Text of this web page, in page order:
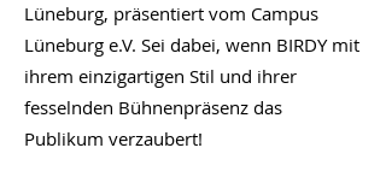
Lüneburg, präsentiert vom Campus
Lüneburg e.V. Sei dabei, wenn BIRDY mit
ihrem einzigartigen Stil und ihrer
fesselnden Bühnenpräsenz das
Publikum verzaubert!